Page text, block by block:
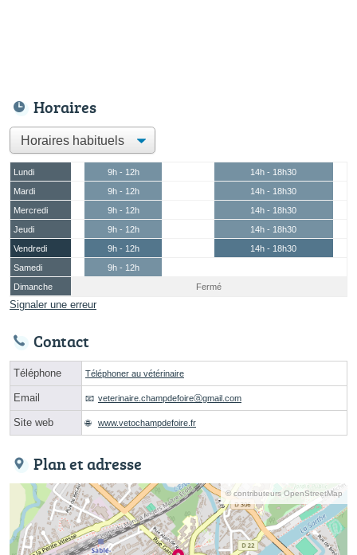
Horaires
Lundi 9h - 12h
14h - 18h30
Mardi
9h - 12h
14h - 18h30
Mercredi
9h - 12h
14h - 18h30
Jeudi
9h - 12h
14h - 18h30
Vendredi
9h - 12h
14h - 18h30
Samedi
9h - 12h
Dimanche
Fermé
Signaler une erreur
Contact
Téléphone Téléphoner au vétérinaire
Email veterinaire.champdefoireⓐgmail.com
Site web www.vetochampdefoire.fr
Plan et adresse
© contributeurs OpenStreetMap